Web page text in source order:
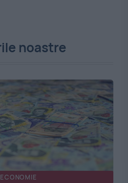
noastre
ECONOMIE